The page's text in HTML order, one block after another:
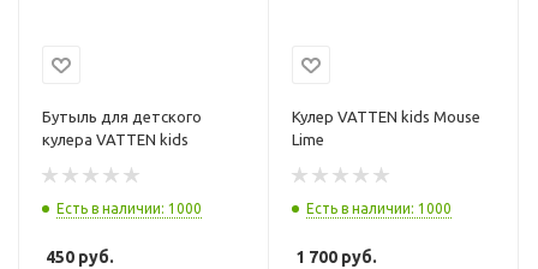
Бутыль для детского
кулера VATTEN kids
Есть в наличии: 1000
450 руб.
Кулер VATTEN kids Mouse
Lime
Есть в наличии: 1000
1 700 руб.